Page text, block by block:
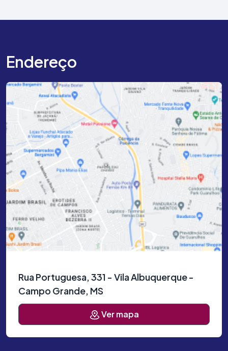
Endereço
Rua Portuguesa, 331 - Vila Albuquerque -
Campo Grande, MS
Ver mapa